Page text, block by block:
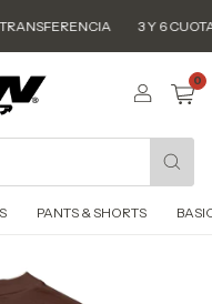
3 Y 6
0
PANTS & SHORTS